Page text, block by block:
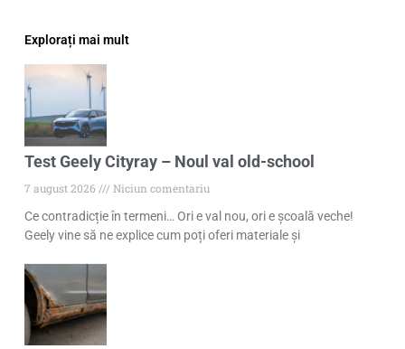
Explorați mai mult
Test Geely Cityray – Noul val old-school
7 august 2026
Niciun comentariu
Ce contradicție în termeni… Ori e val nou, ori e școală veche!
Geely vine să ne explice cum poți oferi materiale și